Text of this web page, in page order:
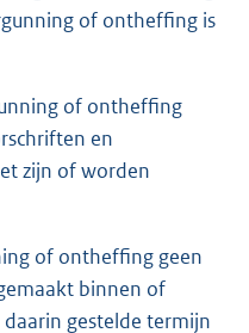
of ontheffing is
of ontheffing
en
zijn of worden
of ontheffing geen
binnen of
gestelde termijn